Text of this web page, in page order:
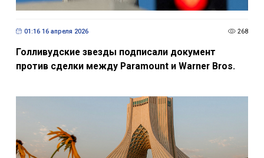
01:16 16 апреля 2026 268
Голливудские звезды подписали документ
против сделки между Paramount и Warner Bros.